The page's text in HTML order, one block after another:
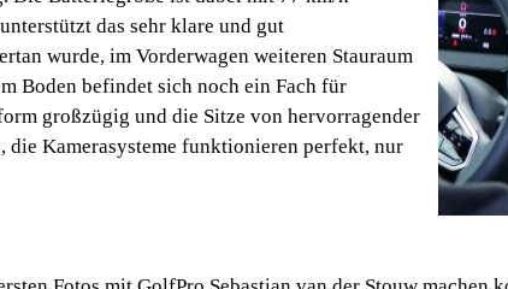
das sehr klare und gut
wurde, im Vorderwagen weiteren Stauraum
Boden befindet sich noch ein Fach für
großzügig und die Sitze von hervorragender
die Kamerasysteme funktionieren perfekt, nur